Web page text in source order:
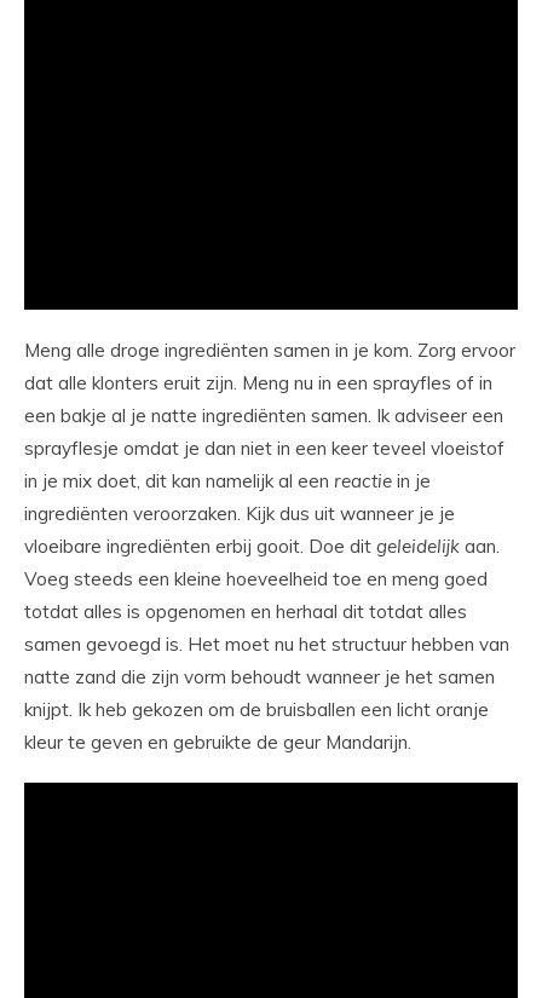
Meng alle droge ingrediënten samen in je kom. Zorg ervoor
dat alle klonters eruit zijn. Meng nu in een sprayfles of in
een bakje al je natte ingrediënten samen. Ik adviseer een
sprayflesje omdat je dan niet in een keer teveel vloeistof
in je mix doet, dit kan namelijk al een reactie in je
ingrediënten veroorzaken. Kijk dus uit wanneer je je
vloeibare ingrediënten erbij gooit. Doe dit geleidelijk aan.
Voeg steeds een kleine hoeveelheid toe en meng goed
totdat alles is opgenomen en herhaal dit totdat alles
samen gevoegd is. Het moet nu het structuur hebben van
natte zand die zijn vorm behoudt wanneer je het samen
knijpt. Ik heb gekozen om de bruisballen een licht oranje
kleur te geven en gebruikte de geur Mandarijn.